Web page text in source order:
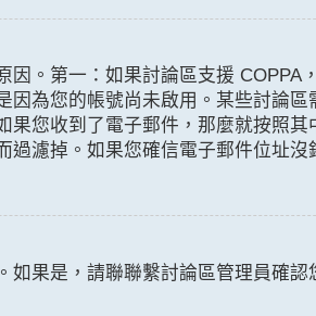
。第一：如果討論區支援 COPPA
為您的帳號尚未啟用。某些討論
您收到了電子郵件，那麼就按照其
濾掉。如果您確信電子郵件位址沒
果是，請聯聯繫討論區管理員確